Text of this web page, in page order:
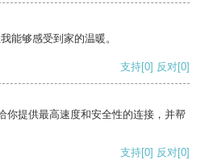
能够感受到家的温暖。
支持[0] 反对[0]
你提供最高速度和安全性的连接，并帮
支持[0] 反对[0]